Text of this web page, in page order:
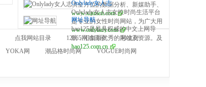
案。
体验、网页设计等全方位设计师网
站导航指引。每周更新及时，同时
是优站网（YOUZHAN.CO）旗下
最实用、最专业、最全面、最好用
的设计师网址导航！
供全方位的数据分析、新媒助手、
必备的工具资源、自媒体平台、运
营营销、学习创业等全方位新媒体
网站导航指引。每周更新及时，同
时是优站网（YOUZHAN.CO）旗
下最实用、最专业、最全面、最好
www.xinmeit.com
Onlylady女人志
Onlylady女人志女性时尚生活平台
是专业的女性时尚网站，为广大用
户提供专业的时尚潮流、美容方
法、流行趋势、服饰时装资讯，打
造专业时尚、美容、生活、达人、
www.onlylady.com
网址导航
hao125是最具权威的中文上网导
航，汇集最优秀的网站及资源。及
时收录影视、音乐、小说、游戏等
分类的网址和内容，让您的网络生
hao125.com.cn
点我网站目录 12365网站目录
秒支付
YOKA网 潮品格时尚网
VOGUE时尚网